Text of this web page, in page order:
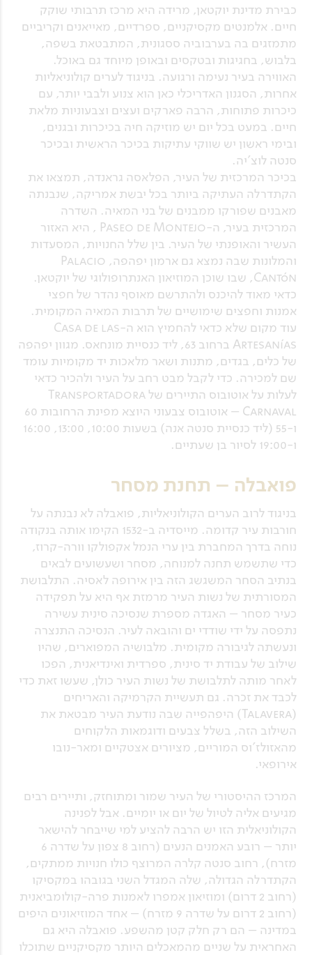
כבירת מדינת יוקטאן, מרידה היא מרכז תרבותי שוקק
חיים. אלמנטים מקסיקניים, ספרדיים, מאייאנים וקריביים
מתמזגים בה בערבוביה ססגונית, המתבטאת בשפה,
בלבוש, בחגיגות ובטקסים ובאופן מיוחד גם באוכל.
האווירה בעיר נעימה ורגועה. בניגוד לערים קולוניאליות
אחרות, הסגנון האדריכלי כאן הוא צנוע ולבבי יותר, עם
כיכרות פתוחות, הרבה פארקים ועצים וצבעוניות מלאת
חיים. במעט בכל יום יש מוזיקה חיה בכיכרות ובגנים,
ובימי ראשון יש שווקי עתיקות בכיכר הראשית ובכיכר
סנטה לוצ'יה.
בכיכר המרכזית של העיר, הפלאסה גראנדה, תמצאו את
הקתדרלה העתיקה ביותר בכל יבשת אמריקה, שנבנתה
מאבנים שפורקו ממבנים של בני המאיה. השדרה
המרכזית בעיר, ה-Paseo de Montejo , היא האזור
העשיר והאופנתי של העיר. בין שלל החנויות, המסעדות
והמלונות שבה נמצא גם ארמון יפהפה, Palacio
Cantón, שבו שוכן המוזיאון האנתרופולוגי של יוקטאן.
כדאי מאוד להיכנס ולהתרשם מאוסף נהדר של חפצי
אמנות וחפצים שימושיים של תרבות המאיה המקומית.
עוד מקום שלא כדאי להחמיץ הוא ה-Casa de las
Artesanías ברחוב 63, ליד כנסיית מונחאס. מגוון יפהפה
של כלים, בגדים, מתנות ושאר מלאכות יד מקומיות עומד
שם למכירה. כדי לקבל מבט רחב על העיר ולהכיר כדאי
לעלות על אוטובוס התיירים של Transportadora
Carnaval – אוטובוס צבעוני היוצא מפינת הרחובות 60
ו-55 (ליד כנסיית סנטה אנה) בשעות 10:00, 13:00, 16:00
ו-19:00 לסיור בן שעתיים.
פואבלה – תחנת מסחר
בניגוד לרוב הערים הקולוניאליות, פואבלה לא נבנתה על
חורבות עיר קדומה. מייסדיה ב-1532 הקימו אותה בנקודה
נוחה בדרך המחברת בין ערי הנמל אקפולקו וורה-קרוז,
כדי שתשמש תחנה למנוחה, מסחר ושעשועים לבאים
בנתיב הסחר המשגשג הזה בין אירופה לאסיה. התלבושת
המסורתית של נשות העיר מרמזת אף היא על תפקידה
כעיר מסחר – האגדה מספרת שנסיכה סינית עשירה
נתפסה על ידי שודדי ים והובאה לעיר. הנסיכה התנצרה
ונעשתה לגיבורה מקומית. מלבושיה המפוארים, שהיו
שילוב של עבודת יד סינית, ספרדית ואינדיאנית, הפכו
לאחר מותה לתלבושת של נשות העיר כולן, שעשו זאת כדי
לכבד את זכרה. גם תעשיית הקרמיקה והאריחים
(Talavera) היפהפייה שבה נודעת העיר מבטאת את
השילוב הזה, בשלל צבעים ודוגמאות הלקוחים
מהאזולז'וס המוריים, מציורים אצטקיים ומאר-נובו
אירופאי.
המרכז ההיסטורי של העיר שמור ומתוחזק, ותיירים רבים
מגיעים אליה לטיול של יום או יומיים. אבל לפנינה
הקולוניאלית הזו יש הרבה להציע למי שייבחר להישאר
יותר – רובע האמנים הנעים (רחוב 8 צפון על שדרה 6
מזרח), רחוב סנטה קלרה המרוצף כולו חנויות ממתקים,
הקתדרלה הגדולה, שלה המגדל השני בגובהו במקסיקו
(רחוב 2 דרום) ומוזיאון אמפרו לאמנות פרה-קולומביאנית
(רחוב 2 דרום על שדרה 9 מזרח) – אחד המוזיאונים היפים
במדינה – הם רק חלק קטן מהשפע. פואבלה היא גם
האחראית על שניים מהמאכלים היותר מקסיקניים שתוכלו